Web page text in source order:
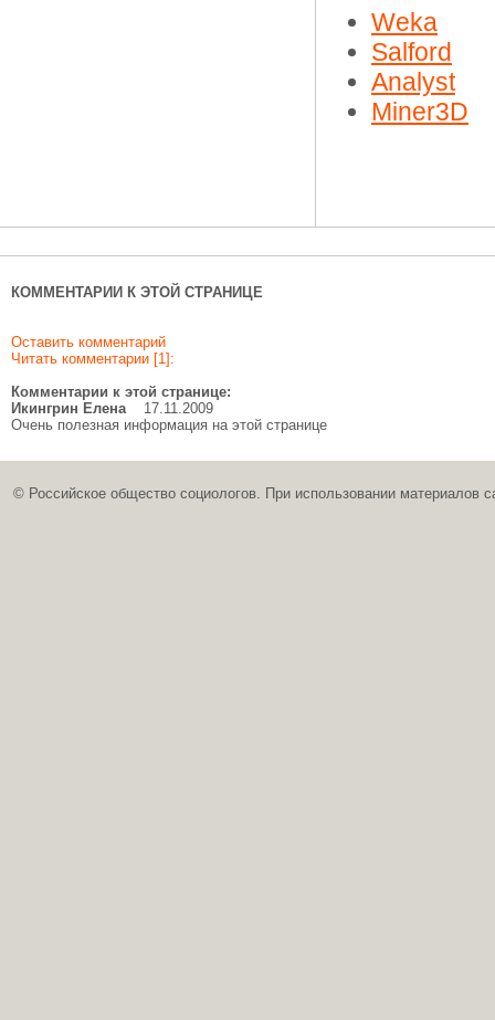
Weka
Salford
Analyst
Miner3D
КОММЕНТАРИИ К ЭТОЙ СТРАНИЦЕ
Оставить комментарий
Читать комментарии [1]:
Комментарии к этой странице:
Икингрин Елена
17.11.2009
Очень полезная информация на этой странице
© Российское общество социологов. При использовании материалов